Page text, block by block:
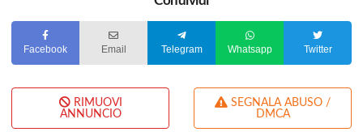
Facebook Email Telegram Whatsapp Twitter
RIMUOVI
ANNUNCIO
DMCA